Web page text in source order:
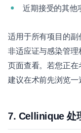
近期接受的其他
适用于所有项目的副
非适应证与感染管理
页面查看。若您正在
建议在术前先浏览一
7. Cellinique 处